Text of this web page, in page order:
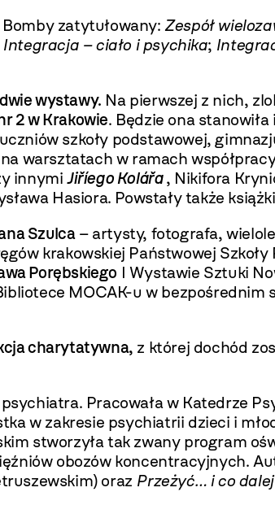
Bomby zatytułowany:Zespół
Integracja – ciało i psychika;
dwie wystawy. Na pierwszej z nich,
2 w Krakowie. Będzie ona
szkoły podstawowej,
warsztatach w ramach
innymiJiříego Kolářa, Nikifora
Hasiora. Powstały także
Szulca– artysty, fotografa,
krakowskiej Państwowej
Porębskiego I Wystawie Sztuki
MOCAK-u w bezpośrednim
charytatywna, z której dochód
Pracowała w Katedrze
w zakresie psychiatrii dzieci i
stworzyła tak zwany program
obozów koncentracyjnych.
oraz Przeżyć… i co dalej